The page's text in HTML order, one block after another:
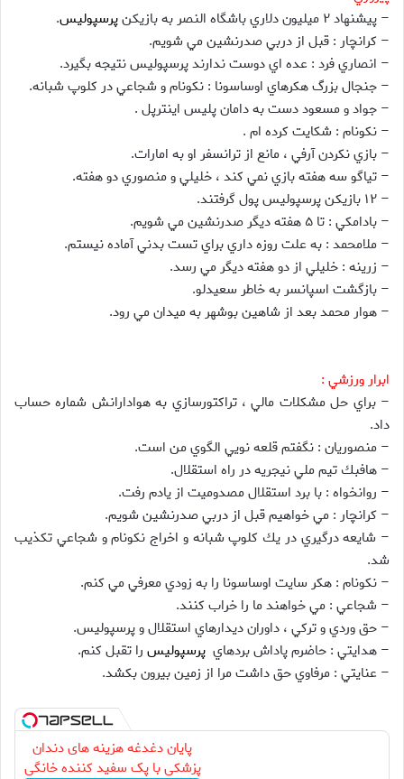
– پيشنهاد ۲ ميليون دلاري باشگاه النصر به بازيکن
پرسپولیس.
– کرانچار : قبل از دربي صدرنشين مي شويم.
– انصاري فرد : عده اي دوست ندارند پرسپوليس نتيجه بگيرد.
– جنجال بزرگ هکرهاي اوساسونا : نکونام و شجاعي در کلوپ شبانه.
– جواد و مسعود دست به دامان پليس اينترپل .
– نکونام : شکايت کرده ام .
– بازي نکردن آرفي ، مانع از ترانسفر او به امارات.
– تياگو سه هفته بازي نمي کند ، خليلي و منصوري دو هفته.
– ۱۲ بازيکن پرسپوليس پول گرفتند.
– بادامکي : تا ۵ هفته ديگر صدرنشين مي شويم.
– ملامحمد : به علت روزه داري براي تست بدني آماده نيستم.
– زرينه : خليلي از دو هفته ديگر مي رسد.
– بازگشت اسپانسر به خاطر سعيدلو.
– هوار محمد بعد از شاهين بوشهر به ميدان مي رود.
ابرار ورزشي :
– براي حل مشكلات مالي ، تراكتورسازي به هوادارانش شماره حساب
داد.
– منصوريان : نگفتم قلعه نويي الگوي من است.
– هافبك تيم ملي نيجريه در راه استقلال.
– روانخواه : با برد استقلال مصدوميت از يادم رفت.
– كرانچار : مي خواهيم قبل از دربي صدرنشين شويم.
– شايعه درگيري در يك كلوپ شبانه و اخراج نكونام و شجاعي تكذيب
شد.
– نكونام : هكر سايت اوساسونا را به زودي معرفي مي كنم.
– شجاعي : مي خواهند ما را خراب كنند.
– حق وردي و تركي ، داوران ديدارهاي استقلال و پرسپوليس.
– هدايتي : حاضرم پاداش بردهاي پرسپولیس را تقبل كنم.
– عنايتي : مرفاوي حق داشت مرا از زمين بيرون بكشد.
پایان دغدغه هزینه های دندان
پزشکی با پک سفید کننده خانگی